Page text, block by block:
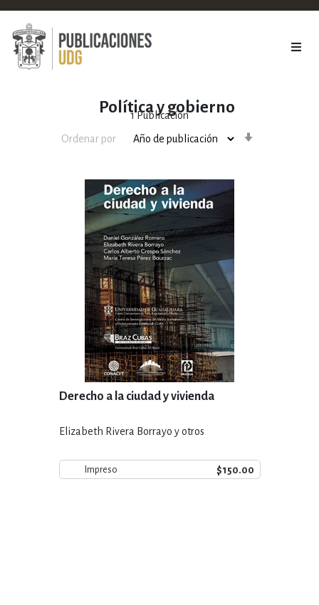
Política y gobierno
1Publicación
Ordenar por
Derecho a la ciudad y vivienda
Elizabeth Rivera Borrayo y otros
Impreso $150.00